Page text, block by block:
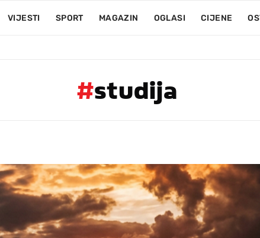
VIJESTI SPORT MAGAZIN OGLASI CIJENE
#studija